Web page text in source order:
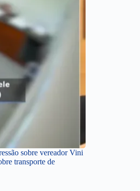
sobre vereador Vini
transporte de